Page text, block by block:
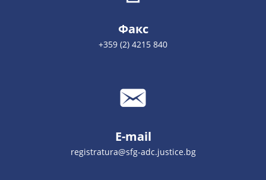
Факс
+359 (2) 4215 840
E-mail
registratura@sfg-adc.justice.bg